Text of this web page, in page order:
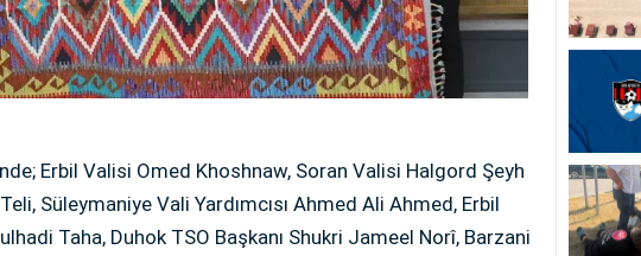
Erbil Valisi Omed Khoshnaw, Soran Valisi Halgord Şeyh
Süleymaniye Vali Yardımcısı Ahmed Ali Ahmed, Erbil
Taha, Duhok TSO Başkanı Shukri Jameel Norî, Barzani